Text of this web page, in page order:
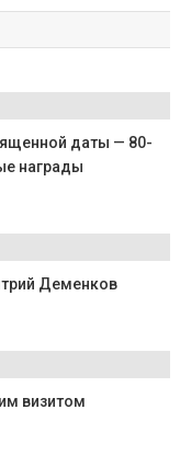
даты — 80-
награды
Деменков
визитом